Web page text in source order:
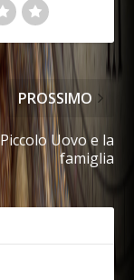
PROSSIMO
Piccolo Uovo e la
famiglia